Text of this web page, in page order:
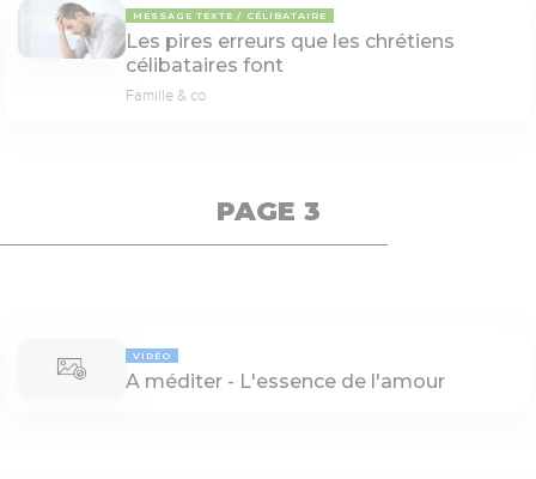
MESSAGE TEXTE CÉLIBATAIRE
Les pires erreurs que les chrétiens
célibataires font
Famille & co
PAGE 3
VIDÉO
A méditer - L'essence de l'amour